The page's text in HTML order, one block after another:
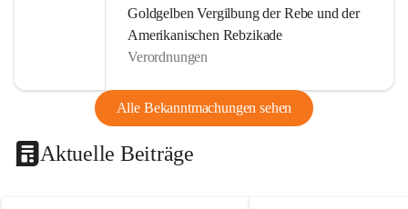
Goldgelben Vergilbung der Rebe und der
Amerikanischen Rebzikade
Verordnungen
Alle Bekanntmachungen sehen
Aktuelle Beiträge